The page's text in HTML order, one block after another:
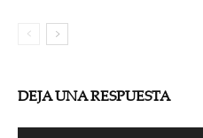
DEJA UNA RESPUESTA